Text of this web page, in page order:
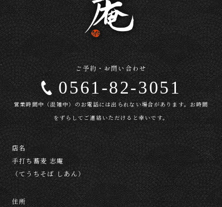
ご予約・お問い合わせ
0561-82-3051
営業時間中（混雑中）のお電話には出られない場合があります。お時間
をずらしてご連絡いただけると幸いです。
店名
手打ち蕎麦 志庵
（てうちそば しあん）
住所